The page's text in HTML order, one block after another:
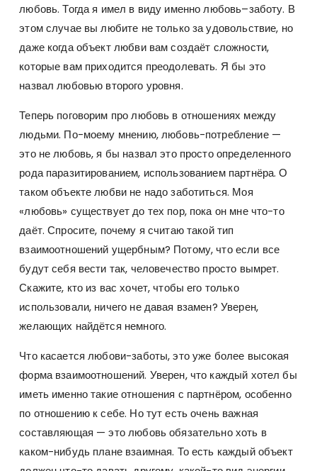
любовь. Тогда я имел в виду именно любовь–заботу. В
этом случае вы любите не только за удовольствие, но
даже когда объект любви вам создаёт сложности,
которые вам приходится преодолевать. Я бы это
назвал любовью второго уровня.
Теперь поговорим про любовь в отношениях между
людьми. По-моему мнению, любовь-потребление —
это не любовь, я бы назвал это просто определенного
рода паразитированием, использованием партнёра. О
таком объекте любви не надо заботиться. Моя
«любовь» существует до тех пор, пока он мне что-то
даёт. Спросите, почему я считаю такой тип
взаимоотношений ущербным? Потому, что если все
будут себя вести так, человечество просто вымрет.
Скажите, кто из вас хочет, чтобы его только
использовали, ничего не давая взамен? Уверен,
желающих найдётся немного.
Что касается любови-заботы, это уже более высокая
форма взаимоотношений. Уверен, что каждый хотел бы
иметь именно такие отношения с партнёром, особенно
по отношению к себе. Но тут есть очень важная
составляющая — это любовь обязательно хоть в
каком-нибудь плане взаимная. То есть каждый объект